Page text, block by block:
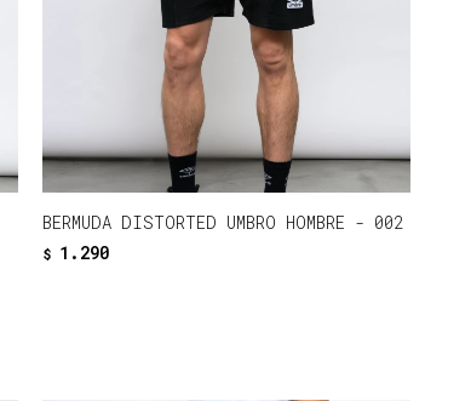
BERMUDA DISTORTED UMBRO HOMBRE - 002
$ 1.290